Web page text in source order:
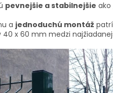
pevnejšie a stabilnejšie ako
a jednoduchú montáž
x 60 mm medzi